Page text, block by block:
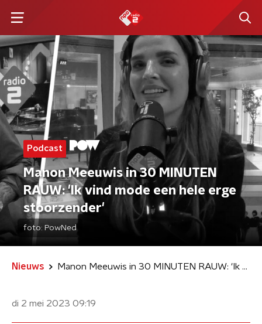
Podcast
Manon Meeuwis in 30 MINUTEN
RAUW: 'Ik vind mode een hele erge
stoorzender'
foto: PowNed
Nieuws Manon Meeuwis in 30 MINUTEN RAUW: 'Ik vind mode een hele erge stoorzender'
di 2 mei 2023 09:19